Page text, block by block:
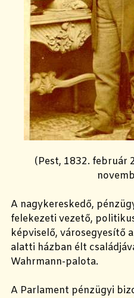
(Pest, 1832. február
A nagykereskedő,
felekezeti vezető,
képviselő, városegyesítő
alatti házban élt
Wahrmann-palota.
A Parlament pénzügyi